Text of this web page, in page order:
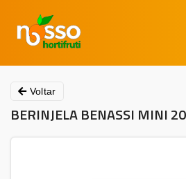
Voltar
BERINJELA BENASSI MINI